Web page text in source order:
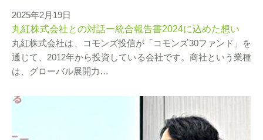
2025年2月19日
丸紅株式会社との対話ー統合報告書2024に込めた想い
丸紅株式会社は、コモンズ投信が「コモンズ30ファンド」を
通じて、2012年から投資している会社です。商社という業種
は、グローバル展開力…